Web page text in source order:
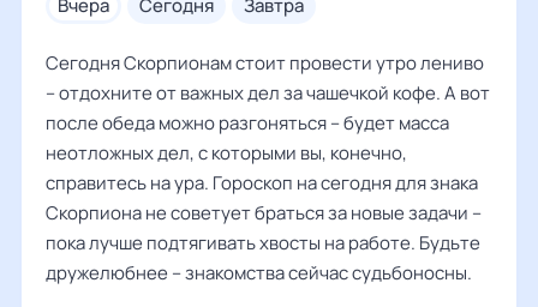
вчера сегодня завтра
Сегодня Скорпионам стоит провести утро лениво
– отдохните от важных дел за чашечкой кофе. А вот
после обеда можно разгоняться – будет масса
неотложных дел, с которыми вы, конечно,
справитесь на ура. Гороскоп на сегодня для знака
Скорпиона не советует браться за новые задачи –
пока лучше подтягивать хвосты на работе. Будьте
дружелюбнее – знакомства сейчас судьбоносны.